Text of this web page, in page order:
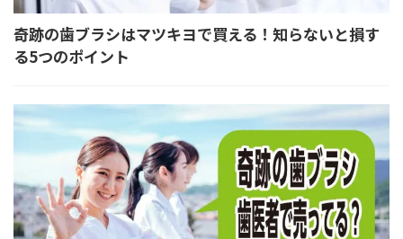
奇跡の歯ブラシはマツキヨで買える！知らないと損す
る5つのポイント